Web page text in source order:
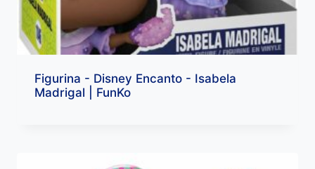
Figurina - Disney Encanto - Isabela
Madrigal | FunKo